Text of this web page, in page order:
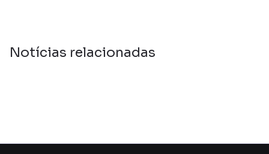
Notícias relacionadas